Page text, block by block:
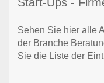
Sehen Sie hier alle
der Branche
Sie die Liste der